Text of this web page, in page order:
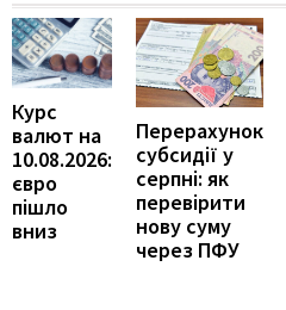
Курс
валют на
10.08.2026:
євро
пішло
вниз
Перерахунок
субсидії у
серпні: як
перевірити
нову суму
через ПФУ